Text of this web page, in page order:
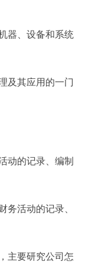
器、设备和系统
及其应用的一门
动的记录、编制
活动的记录、
主要研究公司怎